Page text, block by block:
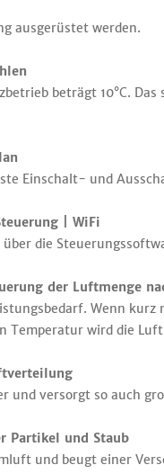
ausgerüstet werden.
beträgt 10°C.
Einschalt- und
| WiFi
die
der Luftmenge
Wenn
Temperatur wird die
und versorgt so auch
Partikel und Staub
und beugt einer